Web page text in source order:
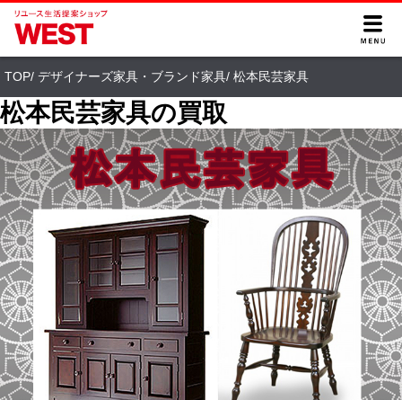
TOP/ デザイナーズ家具・ブランド家具/ 松本民芸家具
松本民芸家具の買取